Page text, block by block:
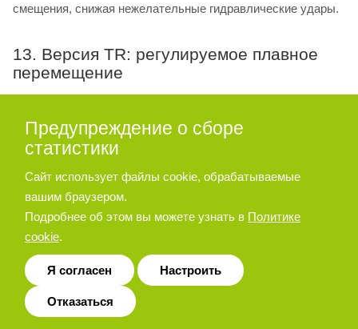
смещения, снижая нежелательные гидравлические удары.
13. Версия TR: регулируемое плавное
перемещение
заменяется клапаном с регулируемым дросселем, обе-
спечивающим точную и надежную настройку времени
перемещения золотника. Для увеличения диаметра
дросселирования (и, следовательно, времени
перемещения), поверните по часовой стрелке
регулировочный винт (шпонка CH 3 мм), сначала ослабив
зажимную гайку (шпонка CH 10 мм).
Предупреждение о сборе
статистики
Сайт использует файлы cookie, обрабатываемые
вашим браузером.
Подробнее об этом вы можете узнать в Политике
cookie.
Я согласен Настроить
Отказаться